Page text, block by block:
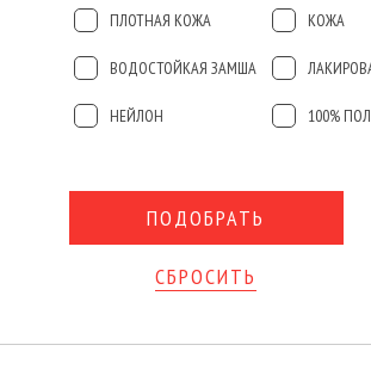
ПЛОТНАЯ КОЖА КОЖА
ВОДОСТОЙКАЯ ЗАМША
НЕЙЛОН 100%
СБРОСИТЬ